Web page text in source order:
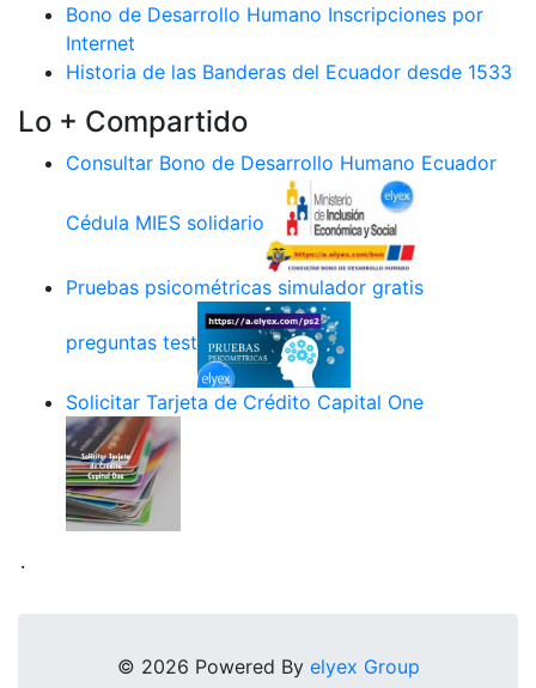
Bono de Desarrollo Humano Inscripciones por
Internet
Historia de las Banderas del Ecuador desde 1533
Lo + Compartido
Consultar Bono de Desarrollo Humano Ecuador
Cédula MIES solidario
Pruebas psicométricas simulador gratis
preguntas test
Solicitar Tarjeta de Crédito Capital One
.
© 2026 Powered By elyex Group